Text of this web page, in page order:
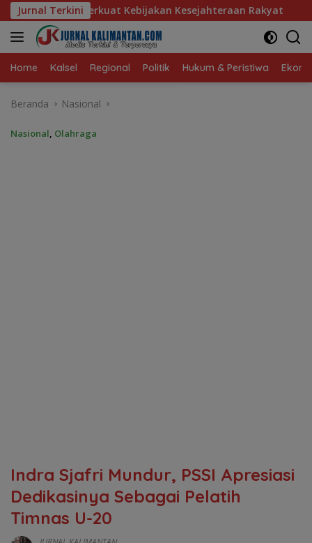
Langsung
ke
konten
Jurnal Terkini
Kesejahteraan Rakyat Baru 10 Persen,
Home Kalsel Regional Politik Hukum & Peristiwa
Beranda Nasional
Nasional, Olahraga
Indra Sjafri Mundur, PSSI Apresiasi
Dedikasinya Sebagai Pelatih
Timnas U-20